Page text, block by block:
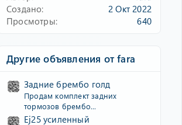
Создано
2 Окт 2022
Просмотры
640
Другие объявления от fara
Задние брембо голд
Продам комплект задних
тормозов брембо...
Ej25 усиленный